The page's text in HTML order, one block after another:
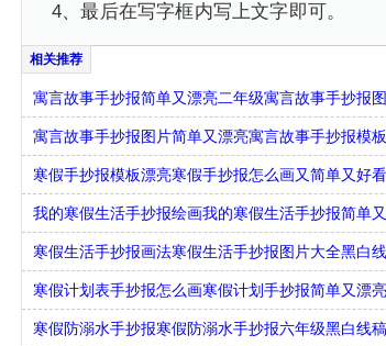
4、最后在写字框内写上文字即可。
寓言故事手抄报简单又漂亮二年级寓言故事手抄报
寓言故事手抄报图片简单又漂亮寓言故事手抄报模
寒假手抄报模板漂亮寒假手抄报怎么画又简单又好看
我的寒假生活手抄报绘画我的寒假生活手抄报简单
寒假生活手抄报画法寒假生活手抄报图片大全黑白
寒假计划表手抄报怎么画寒假计划手抄报简单又漂
寒假防溺水手抄报寒假防溺水手抄报六年级黑白线稿